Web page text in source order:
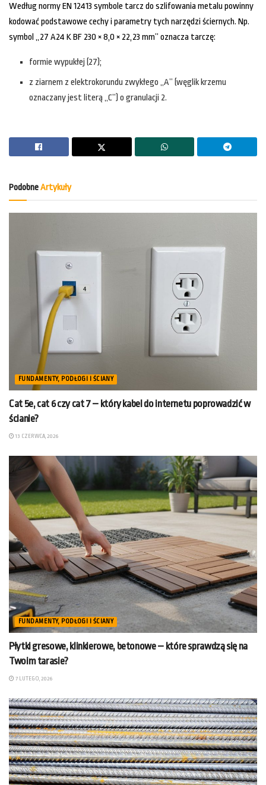
Według normy EN 12413 symbole tarcz do szlifowania metalu powinny
kodować podstawowe cechy i parametry tych narzędzi ściernych. Np.
symbol „27 A24 K BF 230 × 8,0 × 22,23 mm” oznacza tarczę:
formie wypukłej (27);
z ziarnem z elektrokorundu zwykłego „A” (węglik krzemu
oznaczany jest literą „C”) o granulacji 2.
PodobneArtykuły
FUNDAMENTY, PODŁOGI I ŚCIANY
Cat 5e, cat 6 czy cat 7 – który kabel do internetu poprowadzić w
ścianie?
13 CZERWCA, 2026
FUNDAMENTY, PODŁOGI I ŚCIANY
Płytki gresowe, klinkierowe, betonowe – które sprawdzą się na
Twoim tarasie?
7 LUTEGO, 2026